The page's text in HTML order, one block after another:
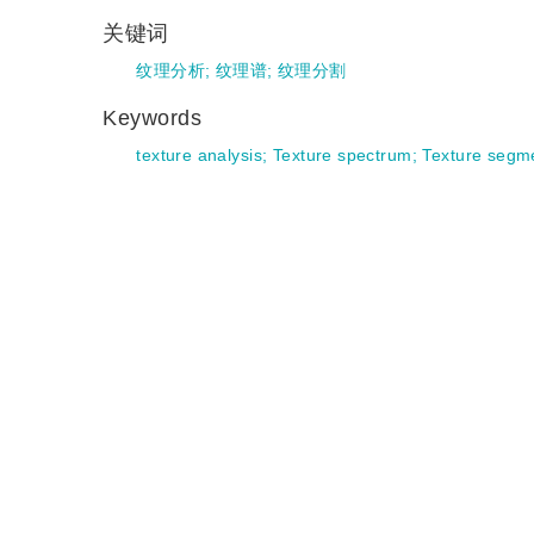
关键词
纹理分析; 纹理谱; 纹理分割
Keywords
texture analysis; Texture spectrum;Texture